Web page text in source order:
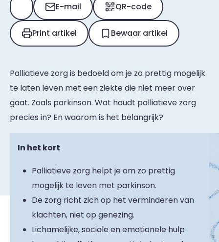
E-mail QR-code
Print artikel Bewaar artikel
Palliatieve zorg is bedoeld om je zo prettig mogelijk
te laten leven met een ziekte die niet meer over
gaat. Zoals parkinson. Wat houdt palliatieve zorg
precies in? En waarom is het belangrijk?
In het kort
Palliatieve zorg helpt je om zo prettig
mogelijk te leven met parkinson.
De zorg richt zich op het verminderen van
klachten, niet op genezing.
Lichamelijke, sociale en emotionele hulp